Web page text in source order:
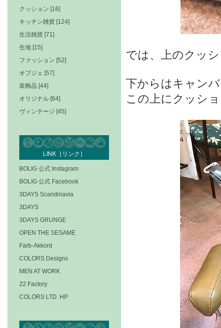
では、上のクッ
下からはキャン
この上にクッシ
クッション [16]
キッチン雑貨 [124]
生活雑貨 [71]
生地 [15]
ファッション [52]
オブジェ [57]
装飾品 [44]
オリジナル [64]
ヴィンテージ [45]
LINK［リンク］
BOLIG 公式 Instagram
BOLIG 公式 Facebook
3DAYS Scandinavia
3DAYS
3DAYS GRUNGE
OPEN THE SESAME
Farb-Akkord
COLORS Designs
MEN AT WORK
22 Factory
COLORS LTD. HP